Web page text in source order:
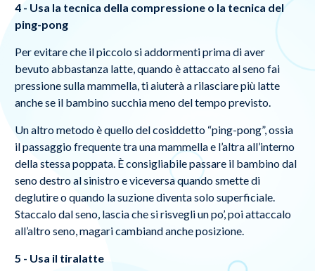
4 - Usa la tecnica della compressione o la tecnica del
ping-pong
Per evitare che il piccolo si addormenti prima di aver
bevuto abbastanza latte, quando è attaccato al seno fai
pressione sulla mammella, ti aiuterà a rilasciare più latte
anche se il bambino succhia meno del tempo previsto.
Un altro metodo è quello del cosiddetto “ping-pong”, ossia
il passaggio frequente tra una mammella e l’altra all’interno
della stessa poppata. È consigliabile passare il bambino dal
seno destro al sinistro e viceversa quando smette di
deglutire o quando la suzione diventa solo superficiale.
Staccalo dal seno, lascia che si risvegli un po’, poi attaccalo
all’altro seno, magari cambiand anche posizione.
5 - Usa il tiralatte